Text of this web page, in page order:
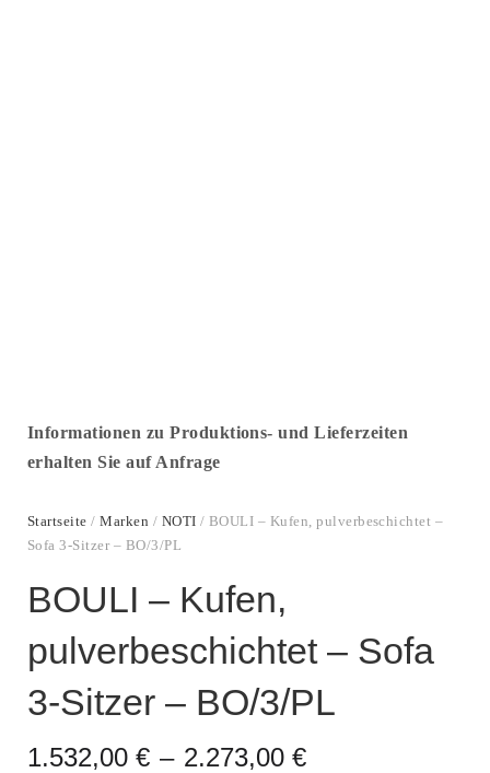
Informationen zu Produktions- und Lieferzeiten
erhalten Sie auf Anfrage
Startseite /Marken / NOTI / BOULI – Kufen, pulverbeschichtet –
Sofa 3-Sitzer – BO/3/PL
BOULI – Kufen,
pulverbeschichtet – Sofa
3-Sitzer – BO/3/PL
1.532,00 € – 2.273,00 €